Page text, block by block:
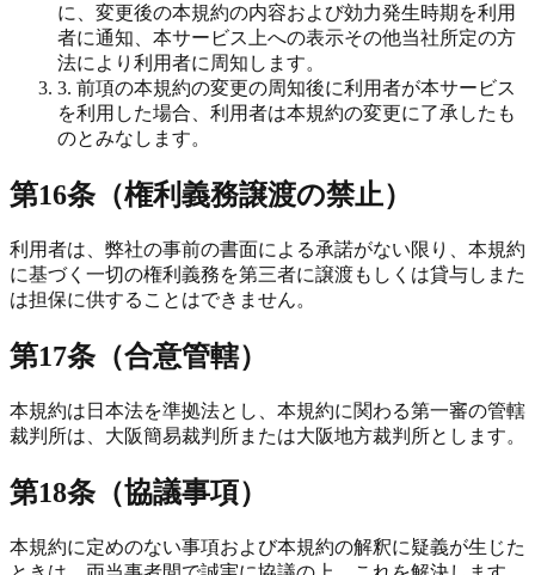
に、変更後の本規約の内容および効力発生時期を利用
者に通知、本サービス上への表示その他当社所定の方
法により利用者に周知します。
3. 前項の本規約の変更の周知後に利用者が本サービス
を利用した場合、利用者は本規約の変更に了承したも
のとみなします。
第16条（権利義務譲渡の禁止）
利用者は、弊社の事前の書面による承諾がない限り、本規約
に基づく一切の権利義務を第三者に譲渡もしくは貸与しまた
は担保に供することはできません。
第17条（合意管轄）
本規約は日本法を準拠法とし、本規約に関わる第一審の管轄
裁判所は、大阪簡易裁判所または大阪地方裁判所とします。
第18条（協議事項）
本規約に定めのない事項および本規約の解釈に疑義が生じた